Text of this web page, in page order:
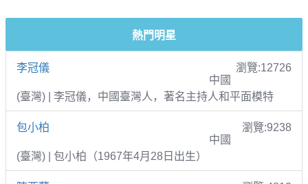
熱門明星
李冠儀
瀏覽:12726
中國
(臺灣) | 李冠儀，中國臺灣人，著名主持人和平面模特
包小柏
瀏覽:9238
中國
(臺灣) | 包小柏（1967年4月28日出生）